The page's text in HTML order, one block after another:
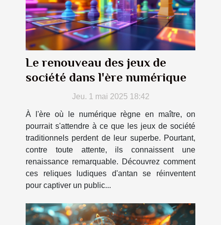
Le renouveau des jeux de
société dans l'ère numérique
Jeu. 1 mai 2025 18:42
À l'ère où le numérique règne en maître, on
pourrait s'attendre à ce que les jeux de société
traditionnels perdent de leur superbe. Pourtant,
contre toute attente, ils connaissent une
renaissance remarquable. Découvrez comment
ces reliques ludiques d'antan se réinventent
pour captiver un public...